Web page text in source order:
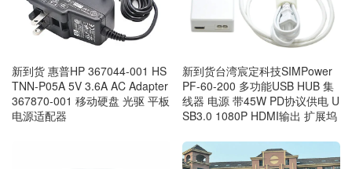
新到货 惠普HP 367044-001 HS
TNN-P05A 5V 3.6A AC Adapter
367870-001 移动硬盘 光驱 平板
电源适配器
新到货台湾宸定科技SIMPower
PF-60-200 多功能USB HUB 集
线器 电源 带45W PD协议供电 U
SB3.0 1080P HDMI输出 扩展坞